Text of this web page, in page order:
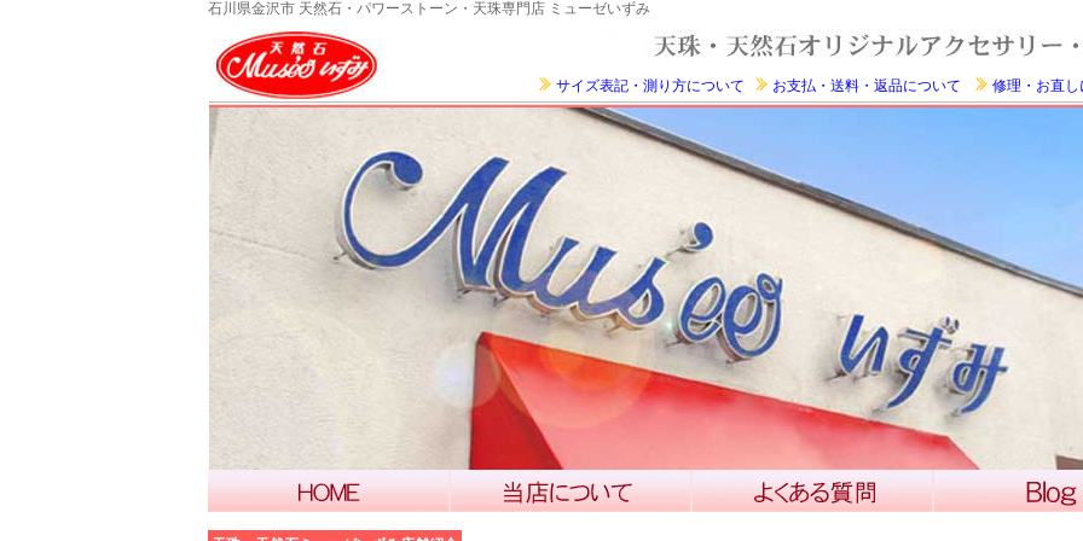
石川県金沢市 天然石・パワーストーン・天珠専門店 ミューゼいずみ
サイズ表記・測り方について お支払・送料・返品について 修理・お直し